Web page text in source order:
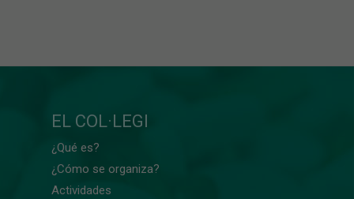
EL COL·LEGI
¿Qué es?
¿Cómo se organiza?
Actividades